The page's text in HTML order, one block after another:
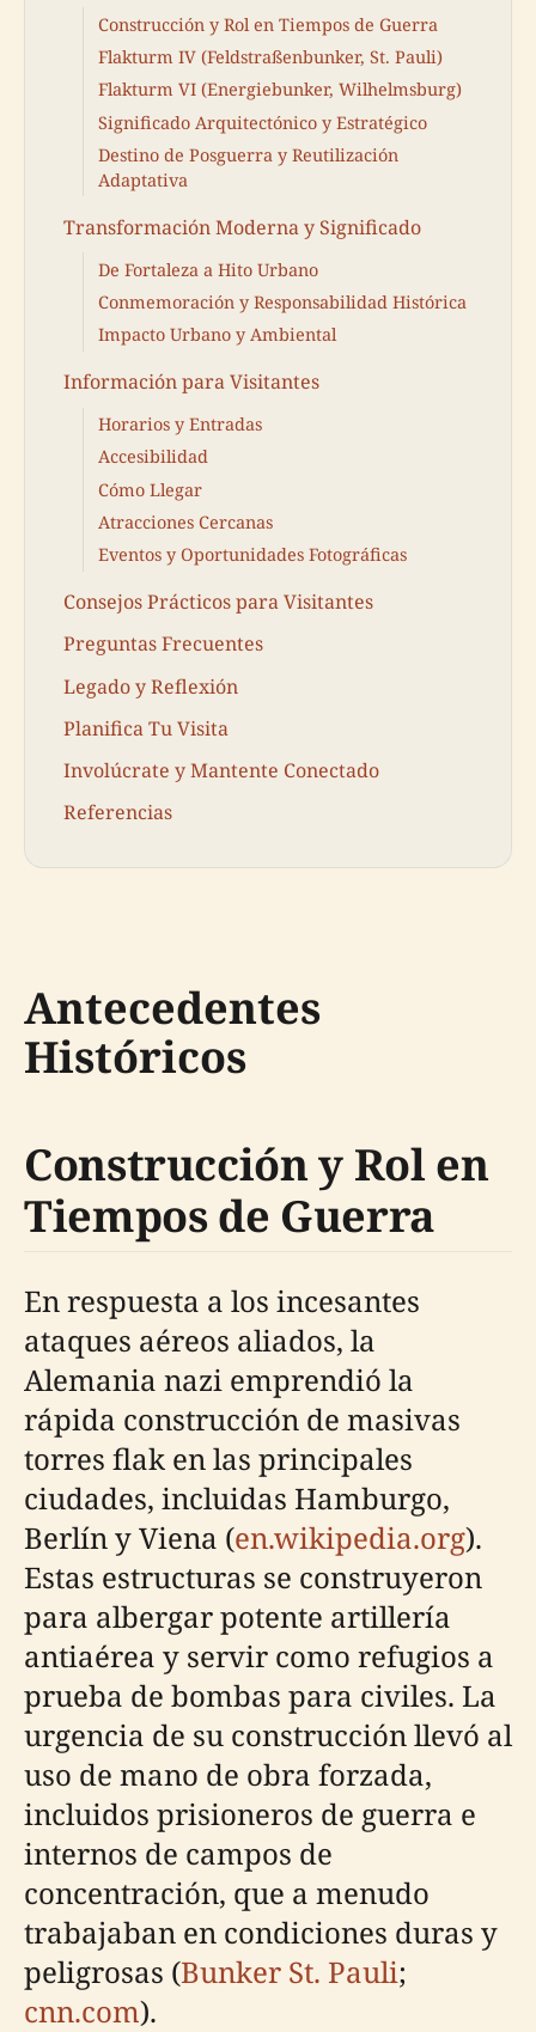
Construcción y Rol en Tiempos de Guerra
Flakturm IV (Feldstraßenbunker, St. Pauli)
Flakturm VI (Energiebunker, Wilhelmsburg)
Significado Arquitectónico y Estratégico
Destino de Posguerra y Reutilización
Adaptativa
Transformación Moderna y Significado
De Fortaleza a Hito Urbano
Conmemoración y Responsabilidad Histórica
Impacto Urbano y Ambiental
Información para Visitantes
Horarios y Entradas
Accesibilidad
Cómo Llegar
Atracciones Cercanas
Eventos y Oportunidades Fotográficas
Consejos Prácticos para Visitantes
Preguntas Frecuentes
Legado y Reflexión
Planifica Tu Visita
Involúcrate y Mantente Conectado
Referencias
Antecedentes
Históricos
Construcción y Rol en
Tiempos de Guerra
En respuesta a los incesantes
ataques aéreos aliados, la
Alemania nazi emprendió la
rápida construcción de masivas
torres flak en las principales
ciudades, incluidas Hamburgo,
Berlín y Viena (en.wikipedia.org).
Estas estructuras se construyeron
para albergar potente artillería
antiaérea y servir como refugios a
prueba de bombas para civiles. La
urgencia de su construcción llevó al
uso de mano de obra forzada,
incluidos prisioneros de guerra e
internos de campos de
concentración, que a menudo
trabajaban en condiciones duras y
peligrosas (Bunker St. Pauli;
cnn.com).